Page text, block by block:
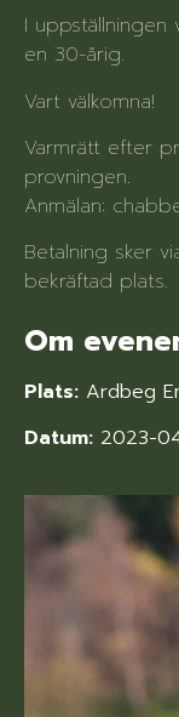
I
en 30-årig.
Vart välkomna!
Varmrätt efter
provningen.
Anmälan:
Betalning sker
bekräftad plats.
Om
Plats: Ardbeg
Datum: 2023-